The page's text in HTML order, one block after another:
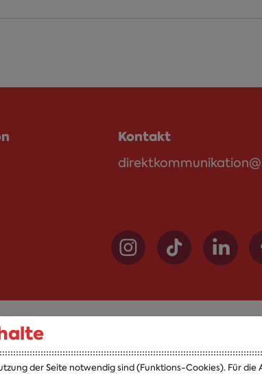
Kontakt
der Seite notwendig sind (Funktions-Cookies). Für